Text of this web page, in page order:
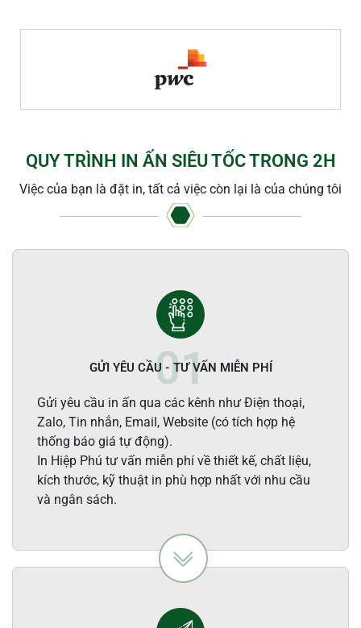
QUY TRÌNH IN ẤN SIÊU TỐC TRONG 2H
Việc của bạn là đặt in, tất cả việc còn lại là của chúng tôi
GỬI YÊU CẦU - TƯ VẤN MIỄN PHÍ
Gửi yêu cầu in ấn qua các kênh như Điện thoại,
Zalo, Tin nhắn, Email, Website (có tích hợp hệ
thống báo giá tự động).
In Hiệp Phú tư vấn miễn phí về thiết kế, chất liệu,
kích thước, kỹ thuật in phù hợp nhất với nhu cầu
và ngân sách.